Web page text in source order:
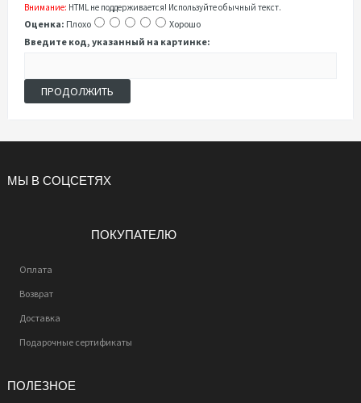
Внимание: HTML не поддерживается! Используйте обычный текст.
Оценка: Плохо
Хорошо
Введите код, указанный на картинке:
ПРОДОЛЖИТЬ
МЫ В СОЦСЕТЯХ
ПОКУПАТЕЛЮ
Оплата
Возврат
Доставка
Подарочные сертификаты
ПОЛЕЗНОЕ